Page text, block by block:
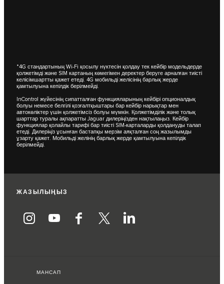
*4G стандартының Wi-Fi қосылу нүктесін қолдау тек кейбір модельдерде
қолжетімді және SIM картаның көмегімен деректер беруге арналған тиісті
келісімшартты қажет етеді. 4G мобильді желісінің барлық жерде
қамтылуына кепілдік берілмейді.
InControl жүйесінің сипатталған функцияларының кейбірі опционалдық
болуы немесе белгілі қозғалтқыштары бар кейбір нарықтар мен
автокөліктер үшін қолжетімсіз болуы мүмкін. Қолжетімділік және толық
шарттар туралы ақпаратты Jaguar дилеріңізден нақтылаңыз. Кейбір
функциялар қолайлы тарифі бар тиісті SIM-карталарды қолдануды талап
етеді. Дилеріңіз ұсынған бастапқы мерзім аяқталған соң жазылымды
ұзарту қажет. Мобильді желінің барлық жерде қамтылуына кепілдік
берілмейді.
ЖАЗЫЛЫҢЫЗ
МАНСАП